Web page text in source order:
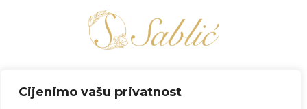
Cijenimo vašu privatnost